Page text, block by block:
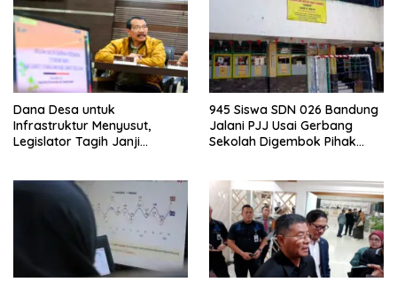
Dana Desa untuk
Infrastruktur Menyusut,
Legislator Tagih Janji
945 Siswa SDN 026 Bandung
Jalani PJJ Usai Gerbang
Sekolah Digembok Pihak